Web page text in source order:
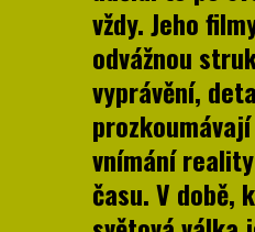
vždy.Jeho
odvážnou
vyprávění,
vnímání
času. V době,